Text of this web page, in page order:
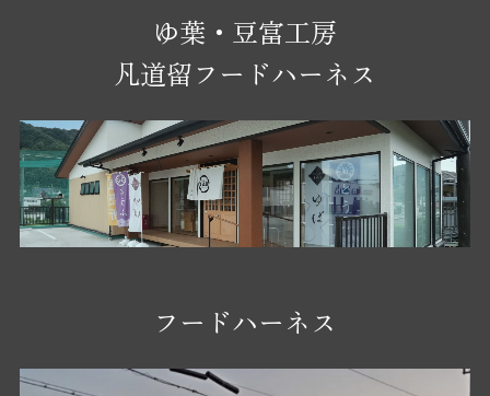
ゆ葉・豆富工房
凡道留フードハーネス
フードハーネス